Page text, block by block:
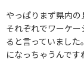
やっぱりまず県内
それぞれでワーケ
ると言っていまし
になっちゃうんです